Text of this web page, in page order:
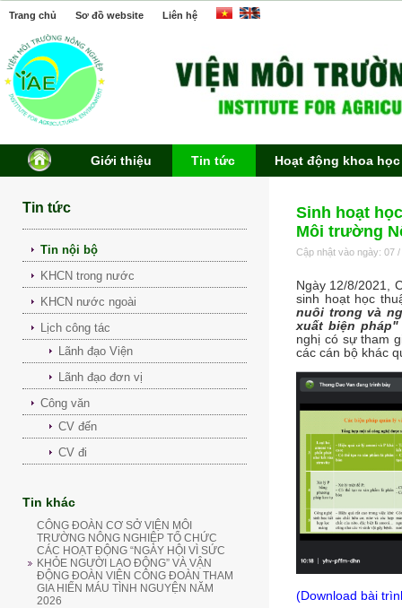
Trang chủ Sơ đồ website Liên hệ
Giới thiệu Tin tức Hoạt động khoa học
Tin tức
Tin nội bộ
KHCN trong nước
KHCN nước ngoài
Lịch công tác
Lãnh đạo Viện
Lãnh đạo đơn vị
Công văn
CV đến
CV đi
Tin khác
CÔNG ĐOÀN CƠ SỞ VIỆN MÔI
TRƯỜNG NÔNG NGHIỆP TỔ CHỨC
CÁC HOẠT ĐỘNG “NGÀY HỘI VÌ SỨC
KHỎE NGƯỜI LAO ĐỘNG” VÀ VẬN
ĐỘNG ĐOÀN VIÊN CÔNG ĐOÀN THAM
GIA HIẾN MÁU TÌNH NGUYỆN NĂM
2026
Sinh hoạt
Môi trường
Cập nhật vào ngày: 07
Ngày 12/8/2021,
sinh hoạt học
nuôi trong và
xuất biện pháp"
nghị có sự tham
các cán bộ khác
(Download bài